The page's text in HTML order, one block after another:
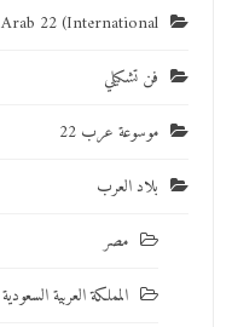
Arab 22 (International
فن تشكيلي
موسوعة عرب 22
بلاد العرب
مصر
المملكة العربية السعودية